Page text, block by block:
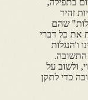
בתפילה,
זהיר
שהם
את כל דברי
ו'הנגלות
התשובה.
ולשוב על
כדי לתקן